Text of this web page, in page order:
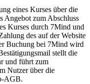
eines Kurses über die
Angebot zum Abschluss
Kurses durch 7Mind und
des auf der Website
Buchung bei 7Mind wird
stellt die
und führt zum
Nutzer über die
AGB.